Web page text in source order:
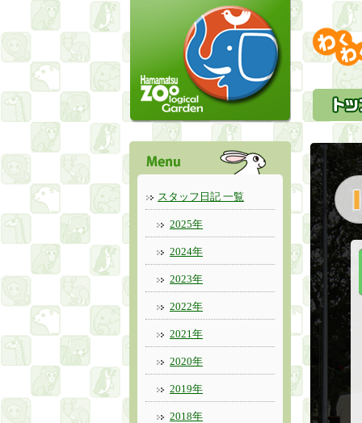
スタッフ日記 一覧
2025年
2024年
2023年
2022年
2021年
2020年
2019年
2018年